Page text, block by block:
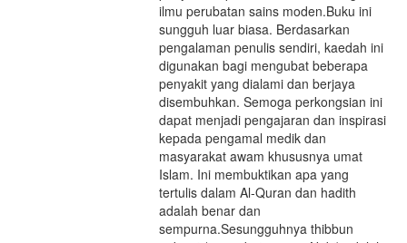
ilmu perubatan sains moden.Buku ini
sungguh luar biasa. Berdasarkan
pengalaman penulis sendiri, kaedah ini
digunakan bagi mengubat beberapa
penyakit yang dialami dan berjaya
disembuhkan. Semoga perkongsian ini
dapat menjadi pengajaran dan inspirasi
kepada pengamal medik dan
masyarakat awam khususnya umat
Islam. Ini membuktikan apa yang
tertulis dalam Al-Quran dan hadith
adalah benar dan
sempurna.Sesungguhnya thibbun